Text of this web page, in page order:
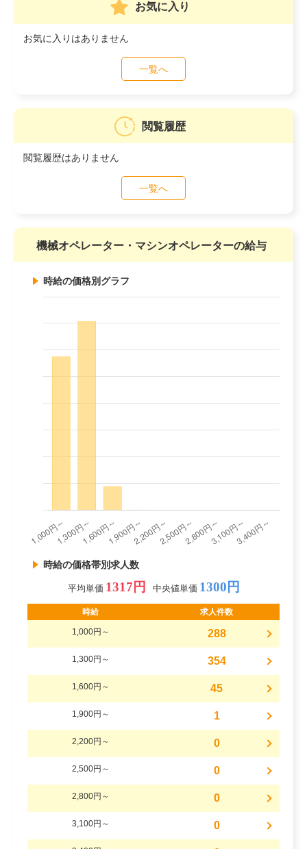
お気に入り
お気に入りはありません
一覧へ
閲覧履歴
閲覧履歴はありません
一覧へ
機械オペレーター・マシンオペレーターの給与
時給の価格別グラフ
時給の価格帯別求人数
平均単価 1317円 中央値単価 1300円
時給 求人件数
1,000円～ 288
1,300円～ 354
1,600円～ 45
1,900円～ 1
2,200円～ 0
2,500円～ 0
2,800円～ 0
3,100円～ 0